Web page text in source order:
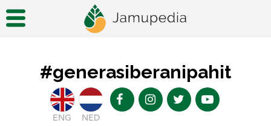
#generasiberanipahit
ENG NED